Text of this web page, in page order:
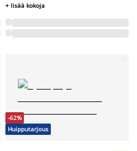
+ lisää kokoja
-62%
Huipputarjous